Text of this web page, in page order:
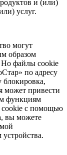
и (или)
услуг.
могут
образом
Но файлы cookie
по адресу
блокировка,
может привести
функциям
cookie с помощью
вы можете
устройства.